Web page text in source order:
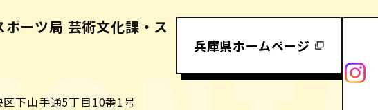
ーツ局 芸術文化課・ス
下山手通5丁目10番1号
兵庫県ホームページ